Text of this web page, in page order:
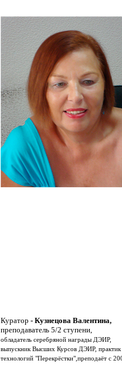
Куратор - Кузнецова Валентина,
преподаватель 5/2 ступени,
обладатель серебряной награды ДЭИР,
выпускник Высших Курсов ДЭИР, практик
технологий "Перекрёстки",преподаёт с